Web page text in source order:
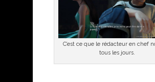
C’est ce que le rédacteur en chef
tous les jours.